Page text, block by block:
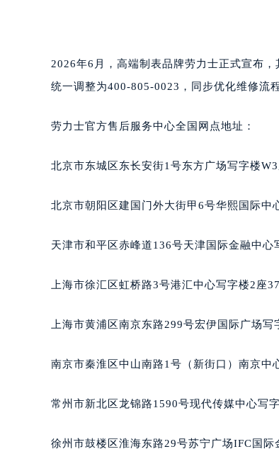
2026年6月，高端制表品牌劳力士正式宣布
统一调整为400-805-0023，同步优化维修流
劳力士官方售后服务中心全国网点地址：
北京市东城区东长安街1号东方广场写字楼
北京市朝阳区建国门外大街甲6号华熙国际中
天津市和平区赤峰道136号天津国际金融中心
上海市徐汇区虹桥路3号港汇中心写字楼2座
上海市黄浦区南京东路299号宏伊国际广场写
南京市秦淮区中山南路1号（新街口）南京中
常州市新北区龙锦路1590号现代传媒中心写
徐州市鼓楼区淮海东路29号苏宁广场IFC国际